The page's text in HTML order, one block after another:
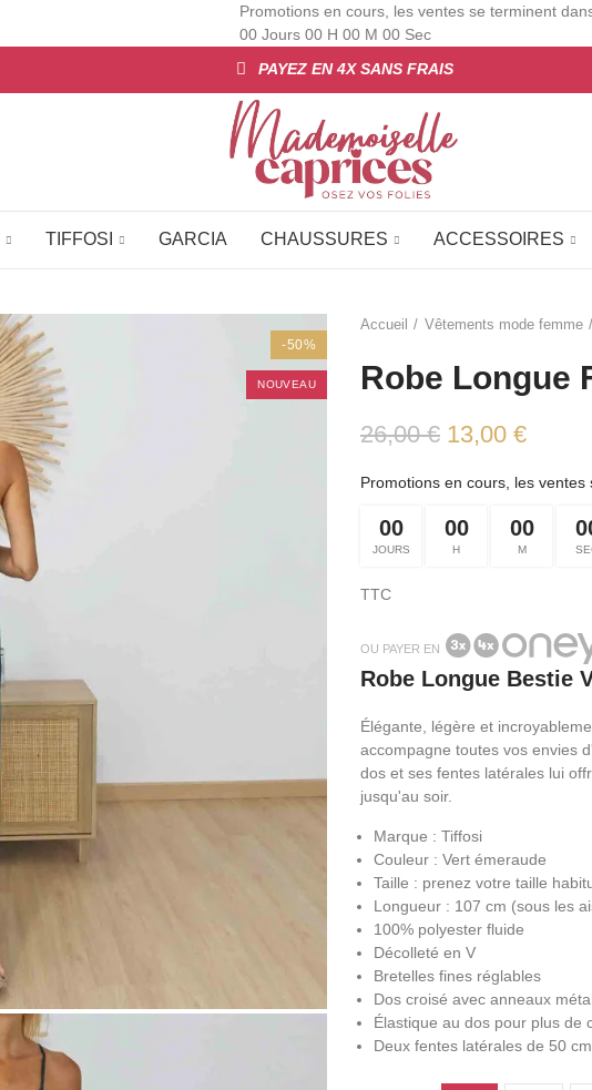
Promotions en cours, les ventes se terminent
00 Jours 00 H 00 M 00 Sec
PAYEZ EN 4X SANS FRAIS
TIFFOSI GARCIA CHAUSSURES ACCESSOIRES
-50%
NOUVEAU
Accueil Vêtements mode femme
Robe Longue
26,00 € 13,00 €
Promotions en cours, les ventes
00
JOURS
00
H
00
M
TTC
OU PAYER EN
Robe Longue Bestie
Élégante, légère et
accompagne toutes vos envies
dos et ses fentes latérales lui
jusqu'au soir.
Marque : Tiffosi
Couleur : Vert émeraude
Taille : prenez votre taille
Longueur : 107 cm (sous les
100% polyester fluide
Décolleté en V
Bretelles fines réglables
Dos croisé avec anneaux
Élastique au dos pour plus de
Deux fentes latérales de 50 cm